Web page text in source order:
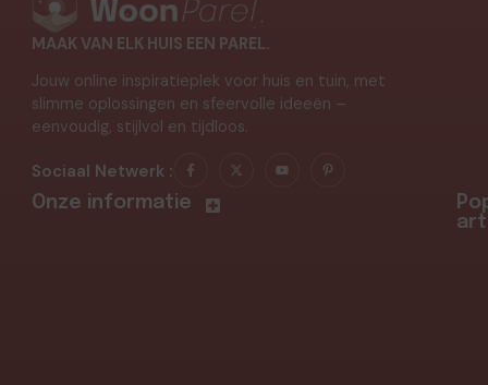
MAAK VAN ELK HUIS EEN PAREL.
Jouw online inspiratieplek voor huis en tuin, met
slimme oplossingen en sfeervolle ideeën –
eenvoudig, stijlvol en tijdloos.
Sociaal Netwerk :
Onze informatie